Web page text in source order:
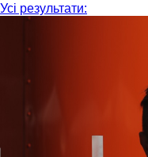
Усі результати: